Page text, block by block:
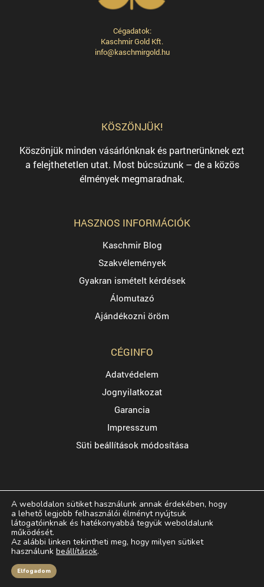
Cégadatok:
Kaschmir Gold Kft.
info@kaschmirgold.hu
KÖSZÖNJÜK!
Köszönjük minden vásárlónknak és partnerünknek ezt
a felejthetetlen utat. Most búcsúzunk – de a közös
élmények megmaradnak.
HASZNOS INFORMÁCIÓK
Kaschmir Blog
Szakvélemények
Gyakran ismételt kérdések
Álomutazó
Ajándékozni öröm
CÉGINFO
Adatvédelem
Jognyilatkozat
Garancia
Impresszum
Süti beállítások módosítása
A weboldalon sütiket használunk annak érdekében, hogy
a lehető legjobb felhasználói élményt nyújtsuk
látogatóinknak és hatékonyabbá tegyük weboldalunk
működését.
Az alábbi linken tekintheti meg, hogy milyen sütiket
használunk beállítások.
Elfogadom